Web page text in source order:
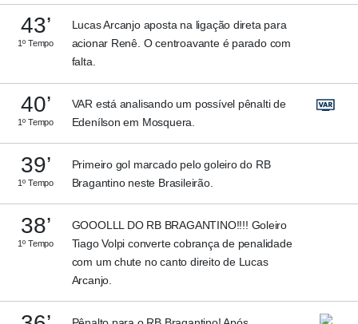
43’
1º Tempo
Lucas Arcanjo aposta na ligação direta para
acionar Renê. O centroavante é parado com
falta.
40’
1º Tempo
VAR está analisando um possível pênalti de
Edenílson em Mosquera.
39’
1º Tempo
Primeiro gol marcado pelo goleiro do RB
Bragantino neste Brasileirão.
38’
1º Tempo
GOOOLLL DO RB BRAGANTINO!!!! Goleiro
Tiago Volpi converte cobrança de penalidade
com um chute no canto direito de Lucas
Arcanjo.